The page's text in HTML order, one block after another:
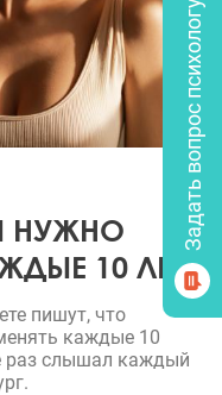
НУЖНО
10 ЛЕТ?
пишут, что
каждые 10
раз слышал каждый
Задать вопрос психологу